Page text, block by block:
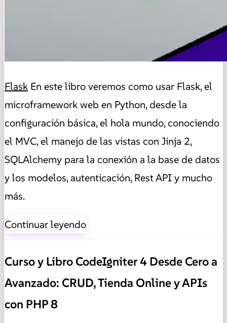
Flask En este libro veremos como usar Flask, el
microframework web en Python, desde la
configuración básica, el hola mundo, conociendo
el MVC, el manejo de las vistas con Jinja 2,
SQLAlchemy para la conexión a la base de datos
y los modelos, autenticación, Rest API y mucho
más.
Continuar leyendo
Curso y Libro CodeIgniter 4 Desde Cero a
Avanzado: CRUD, Tienda Online y APIs
con PHP 8